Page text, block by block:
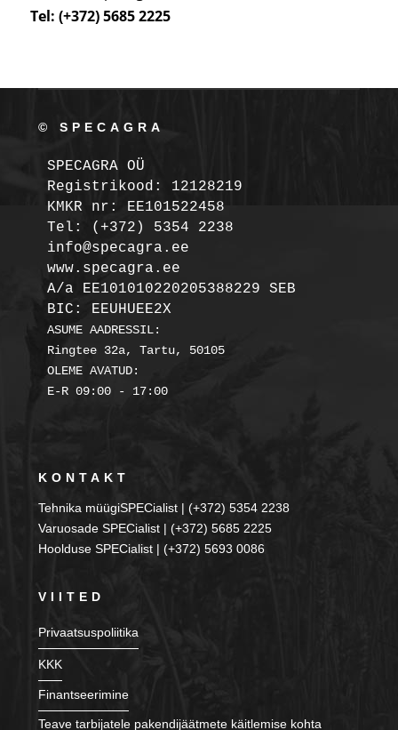
Tel: (+372) 5685 2225
© SPECAGRA
SPECAGRA OÜ
Registrikood: 12128219
KMKR nr: EE101522458
Tel: (+372) 5354 2238
info@specagra.ee
A/a EE101010220205388229 SEB
BIC: EEUHUEE2X
ASUME AADRESSIL:
Ringtee 32a, Tartu, 50105
OLEME AVATUD:
E-R 09:00 - 17:00
KONTAKT
Tehnika müügiSPECialist | (+372) 5354 2238
Varuosade SPECialist | (+372) 5685 2225
Hoolduse SPECialist | (+372) 5693 0086
VIITED
Privaatsuspoliitika
KKK
Finantseerimine
Teave tarbijatele pakendijäätmete käitlemise kohta